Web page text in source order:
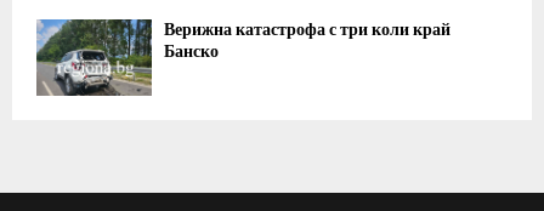
Верижна катастрофа с три коли край
Банско